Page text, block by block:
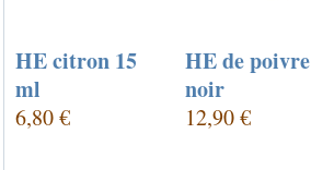
HE citron 15
ml
6,80 €
HE de poivre
noir
12,90 €